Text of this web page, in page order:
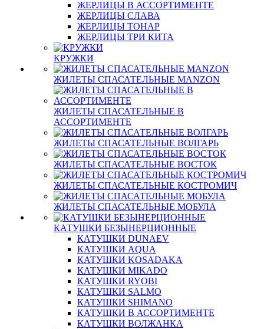
ЖЕРЛИЦЫ В АССОРТИМЕНТЕ
ЖЕРЛИЦЫ СЛАВА
ЖЕРЛИЦЫ ТОНАР
ЖЕРЛИЦЫ ТРИ КИТА
КРУЖКИ
ЖИЛЕТЫ СПАСАТЕЛЬНЫЕ MANZON
ЖИЛЕТЫ СПАСАТЕЛЬНЫЕ В
АССОРТИМЕНТЕ
ЖИЛЕТЫ СПАСАТЕЛЬНЫЕ ВОЛГАРЬ
ЖИЛЕТЫ СПАСАТЕЛЬНЫЕ ВОСТОК
ЖИЛЕТЫ СПАСАТЕЛЬНЫЕ КОСТРОМИЧ
ЖИЛЕТЫ СПАСАТЕЛЬНЫЕ МОБУЛА
КАТУШКИ БЕЗЫНЕРЦИОННЫЕ
КАТУШКИ DUNAEV
КАТУШКИ AQUA
КАТУШКИ KOSADAKA
КАТУШКИ MIKADO
КАТУШКИ RYOBI
КАТУШКИ SALMO
КАТУШКИ SHIMANO
КАТУШКИ В АССОРТИМЕНТЕ
КАТУШКИ ВОЛЖАНКА